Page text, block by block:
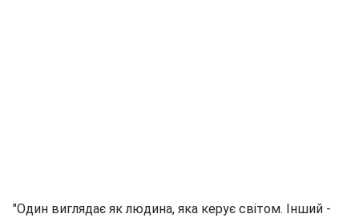
"Один виглядає як людина, яка керує світом. Інший -